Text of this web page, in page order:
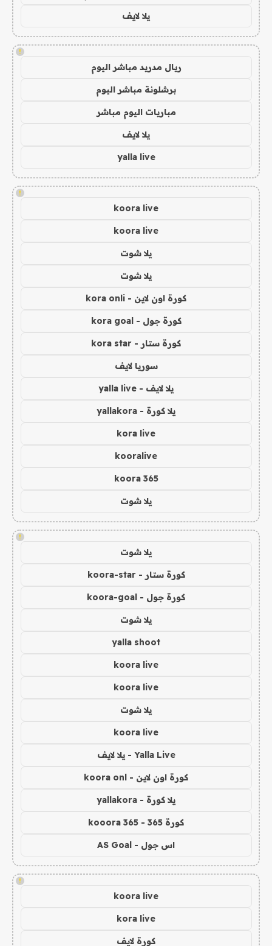
يلا لايف
!
ريال مدريد مباشر اليوم
برشلونة مباشر اليوم
مباريات اليوم مباشر
يلا لايف
yalla live
!
koora live
koora live
يلا شوت
يلا شوت
كورة اون لاين - kora onli
كورة جول - kora goal
كورة ستار - kora star
سوريا لايف
يلا لايف - yalla live
يلا كورة - yallakora
kora live
kooralive
koora 365
يلا شوت
!
يلا شوت
كورة ستار - koora-star
كورة جول - koora-goal
يلا شوت
yalla shoot
koora live
koora live
يلا شوت
koora live
Yalla Live - يلا لايف
كورة اون لاين - koora onl
يلا كورة - yallakora
كورة 365 - kooora 365
اس جول - AS Goal
!
koora live
kora live
كورة لايف